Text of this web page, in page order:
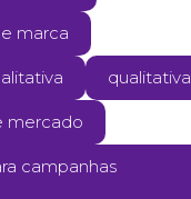
marca
qualitativa
mercado
campanhas